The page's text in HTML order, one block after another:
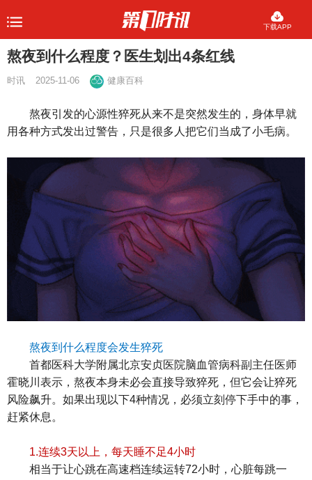
下载APP
熬夜到什么程度？医生划出4条红线
时讯 2025-11-06 健康百科
熬夜引发的心源性猝死从来不是突然发生的，身体早就
用各种方式发出过警告，只是很多人把它们当成了小毛病。
熬夜到什么程度会发生猝死
首都医科大学附属北京安贞医院脑血管病科副主任医师
霍晓川表示，熬夜本身未必会直接导致猝死，但它会让猝死
风险飙升。如果出现以下4种情况，必须立刻停下手中的事，
赶紧休息。
1.连续3天以上，每天睡不足4小时
相当于让心跳在高速档连续运转72小时，心脏每跳一